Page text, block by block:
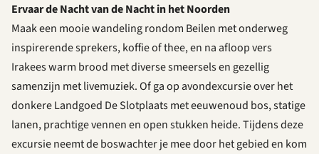
Ervaar de Nacht van de Nacht in het Noorden
Maak een mooie wandeling rondom Beilen met onderweg
inspirerende sprekers, koffie of thee, en na afloop vers
Irakees warm brood met diverse smeersels en gezellig
samenzijn met livemuziek. Of ga op avondexcursie over het
donkereLandgoed De Slotplaatsmet eeuwenoud bos, statige
lanen, prachtige vennen en open stukken heide. Tijdens deze
excursie neemt de boswachter je mee door het gebied en kom